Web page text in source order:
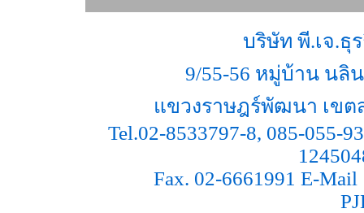
บริษัท พี.เจ.ธุ
9/55-56 หมู่บ้าน นลิ
แขวงราษฎร์พัฒนา เขต
Tel.02-8533797-8, 085-055-
Fax. 02-6661991 E-